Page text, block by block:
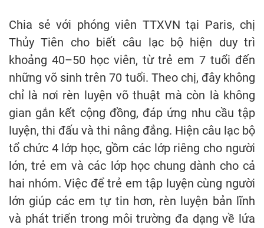
Chia sẻ với phóng viên TTXVN tại Paris, chị
Thủy Tiên cho biết câu lạc bộ hiện duy trì
khoảng 40–50 học viên, từ trẻ em 7 tuổi đến
những võ sinh trên 70 tuổi. Theo chị, đây không
chỉ là nơi rèn luyện võ thuật mà còn là không
gian gắn kết cộng đồng, đáp ứng nhu cầu tập
luyện, thi đấu và thi nâng đẳng. Hiện câu lạc bộ
tổ chức 4 lớp học, gồm các lớp riêng cho người
lớn, trẻ em và các lớp học chung dành cho cả
hai nhóm. Việc để trẻ em tập luyện cùng người
lớn giúp các em tự tin hơn, rèn luyện bản lĩnh
và phát triển trong môi trường đa dạng về lứa